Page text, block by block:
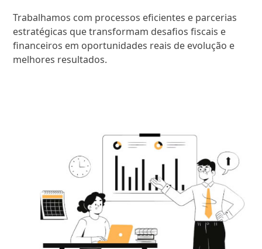
Trabalhamos com processos eficientes e parcerias
estratégicas que transformam desafios fiscais e
financeiros em oportunidades reais de evolução e
melhores resultados.